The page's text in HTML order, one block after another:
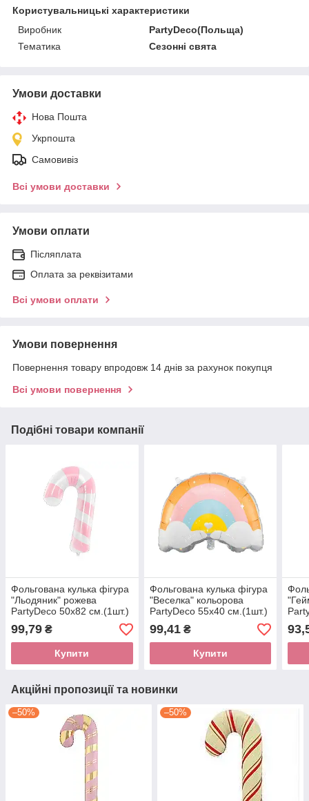
Користувальницькі характеристики
Виробник
PartyDeco(Польща)
Тематика
Сезонні свята
Умови доставки
Нова Пошта
Укрпошта
Самовивіз
Всі умови доставки
Умови оплати
Післяплата
Оплата за реквізитами
Всі умови оплати
Умови повернення
Повернення товару впродовж 14 днів за рахунок покупця
Всі умови повернення
Подібні товари компанії
Фольгована кулька фігура
"Льодяник" рожева
PartyDeco 50х82 см.(1шт.)
99,79 ₴
Купити
Фольгована кулька фігура
"Веселка" кольорова
PartyDeco 55х40 см.(1шт.)
99,41₴
Купити
Акційні пропозиції та новинки
–50% –50%